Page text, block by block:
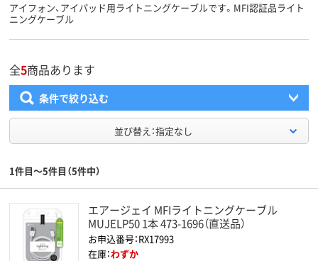
アイフォン、アイパッド用ライトニングケーブルです。MFI認証品ライト
ニングケーブル
全5商品あります
条件で絞り込む
並び替え：指定なし
1件目～5件目（5件中）
エアージェイ MFIライトニングケーブル
MUJELP50 1本 473-1696（直送品）
お申込番号：RX17993
在庫：わずか